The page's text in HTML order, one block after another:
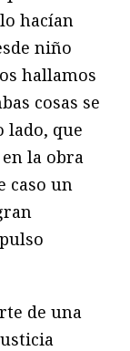
hacían
niño
hallamos
cosas se
lado, que
la obra
caso un
de una